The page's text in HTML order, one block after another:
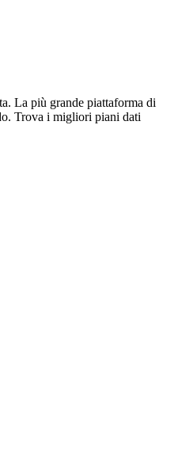
La più grande piattaforma di
Trova i migliori piani dati